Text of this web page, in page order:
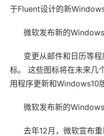
于Fluent设计的新
微软发布新的
变更从邮件和日历等
标。 这些图标将在未来
用程序更新和Windows10
微软发布新的
去年12月，微软宣布